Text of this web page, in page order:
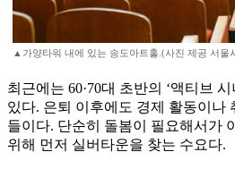
▲가양타워 내에 있는 송도아트홀.(사진 제공 서울
최근에는 60·70대 초반의 ‘액티브
있다. 은퇴 이후에도 경제 활동이나
들이다. 단순히 돌봄이 필요해서가
위해 먼저 실버타운을 찾는 수요다.